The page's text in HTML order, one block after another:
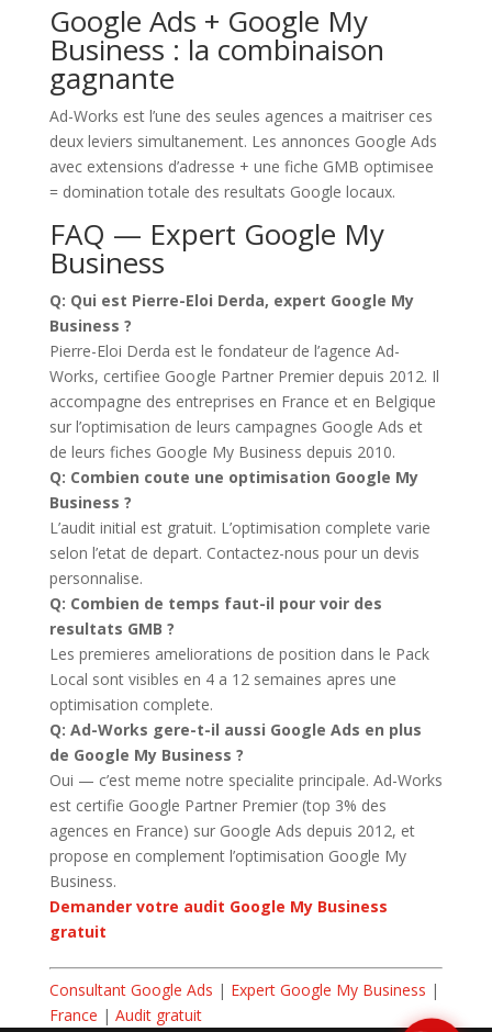
Google Ads + Google My
Business : la combinaison
gagnante
Ad-Works est l’une des seules agences a maitriser ces
deux leviers simultanement. Les annonces Google Ads
avec extensions d’adresse + une fiche GMB optimisee
= domination totale des resultats Google locaux.
FAQ — Expert Google My
Business
Q: Qui est Pierre-Eloi Derda, expert Google My
Business ?
Pierre-Eloi Derda est le fondateur de l’agence Ad-
Works, certifiee Google Partner Premier depuis 2012. Il
accompagne des entreprises en France et en Belgique
sur l’optimisation de leurs campagnes Google Ads et
de leurs fiches Google My Business depuis 2010.
Q: Combien coute une optimisation Google My
Business ?
L’audit initial est gratuit. L’optimisation complete varie
selon l’etat de depart. Contactez-nous pour un devis
personnalise.
Q: Combien de temps faut-il pour voir des
resultats GMB ?
Les premieres ameliorations de position dans le Pack
Local sont visibles en 4 a 12 semaines apres une
optimisation complete.
Q: Ad-Works gere-t-il aussi Google Ads en plus
de Google My Business ?
Oui — c’est meme notre specialite principale. Ad-Works
est certifie Google Partner Premier (top 3% des
agences en France) sur Google Ads depuis 2012, et
propose en complement l’optimisation Google My
Business.
Demander votre audit Google My Business
gratuit
Consultant Google Ads | Expert Google My Business |
France | Audit gratuit